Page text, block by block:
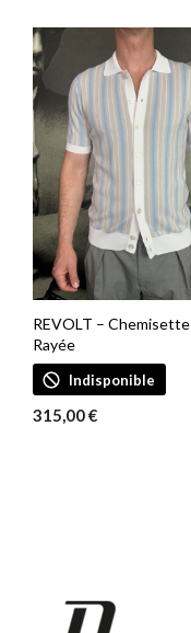
REVOLT – Chemisette
Rayée
Indisponible
315,00€